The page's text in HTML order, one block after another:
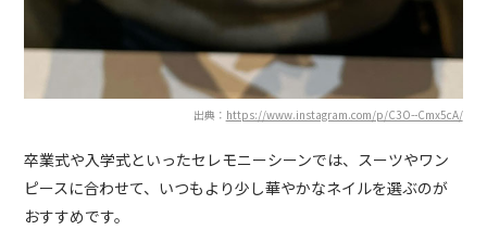
出典： https://www.instagram.com/p/C3O--Cmx5cA/
卒業式や入学式といったセレモニーシーンでは、スーツやワン
ピースに合わせて、いつもより少し華やかなネイルを選ぶのが
おすすめです。